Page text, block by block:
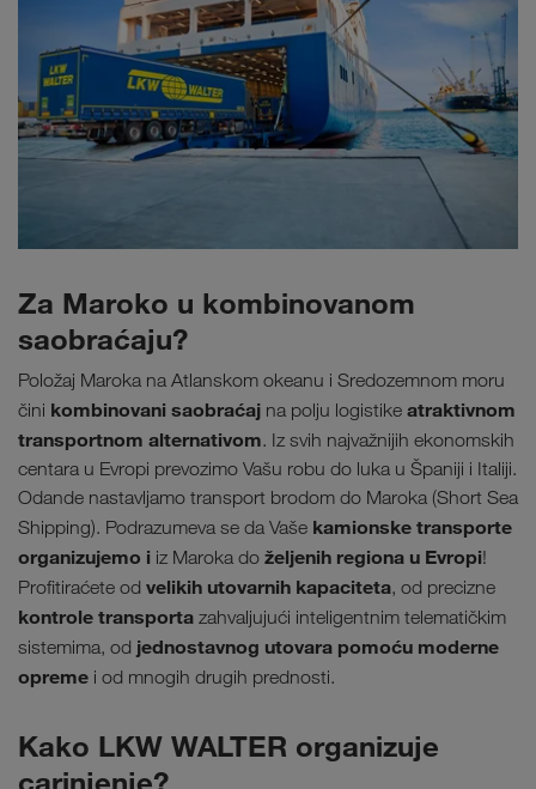
Za Maroko u kombinovanom
saobraćaju?
Položaj Maroka na Atlanskom okeanu i Sredozemnom moru
čini kombinovani saobraćaj na polju logistike atraktivnom
transportnom alternativom. Iz svih najvažnijih ekonomskih
centara u Evropi prevozimo Vašu robu do luka u Španiji i Italiji.
Odande nastavljamo transport brodom do Maroka (Short Sea
Shipping). Podrazumeva se da Vaše kamionske transporte
organizujemo i iz Maroka do željenih regiona u Evropi!
Profitiraćete od velikih utovarnih kapaciteta, od precizne
kontrole transporta zahvaljujući inteligentnim telematičkim
sistemima, od jednostavnog utovara pomoću moderne
opreme i od mnogih drugih prednosti.
Kako LKW WALTER organizuje